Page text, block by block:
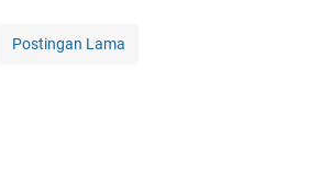
Postingan Lama